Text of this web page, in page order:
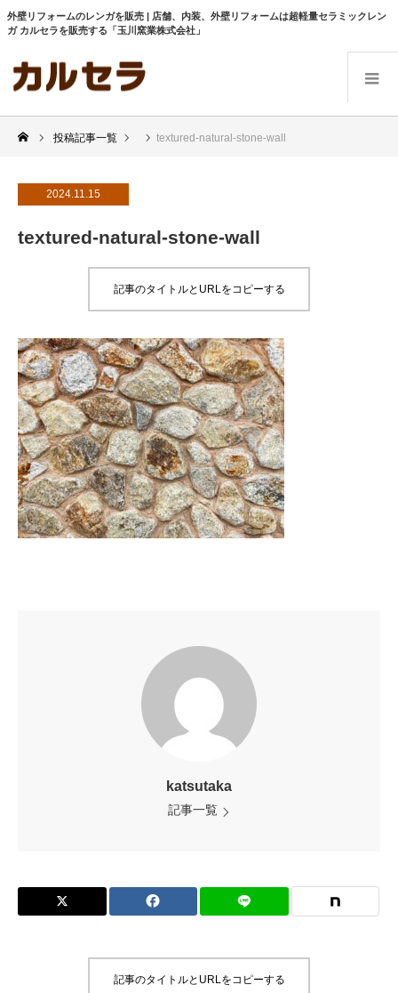
外壁リフォームのレンガを販売 | 店舗、内装、外壁リフォームは超軽量セラミックレン
ガ カルセラを販売する「玉川窯業株式会社」
投稿記事一覧 textured-natural-stone-wall
2024.11.15
textured-natural-stone-wall
記事のタイトルとURLをコピーする
katsutaka
記事一覧
記事のタイトルとURLをコピーする